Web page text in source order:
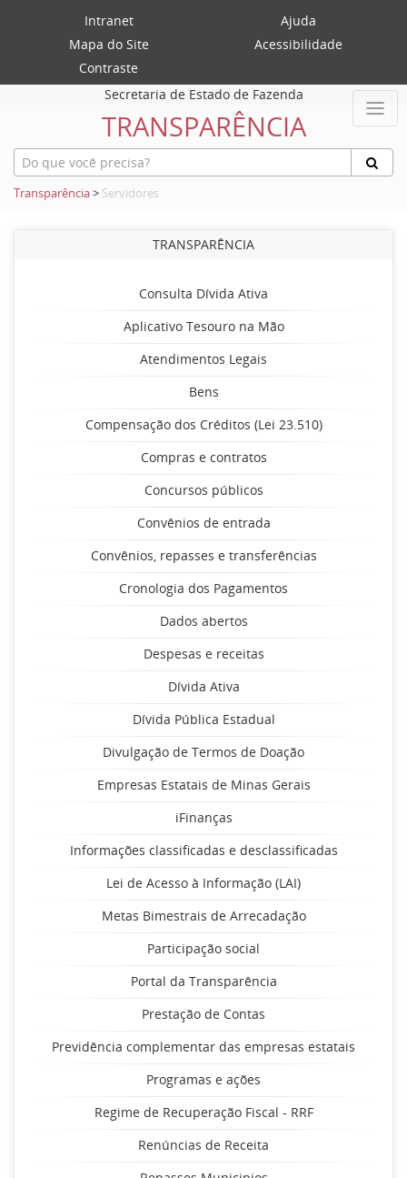
Intranet
Ajuda
Mapa do Site
Acessibilidade
Contraste
Secretaria de Estado de Fazenda
TRANSPARÊNCIA
Transparência> Servidores
TRANSPARÊNCIA
Consulta Dívida Ativa
Aplicativo Tesouro na Mão
Atendimentos Legais
Bens
Compensação dos Créditos (Lei 23.510)
Compras e contratos
Concursos públicos
Convênios de entrada
Convênios, repasses e transferências
Cronologia dos Pagamentos
Dados abertos
Despesas e receitas
Dívida Ativa
Dívida Pública Estadual
Divulgação de Termos de Doação
Empresas Estatais de Minas Gerais
iFinanças
Informações classificadas e desclassificadas
Lei de Acesso à Informação (LAI)
Metas Bimestrais de Arrecadação
Participação social
Portal da Transparência
Prestação de Contas
Previdência complementar das empresas estatais
Programas e ações
Regime de Recuperação Fiscal - RRF
Renúncias de Receita